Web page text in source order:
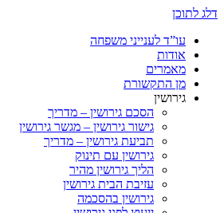
דלג לתוכן
עו”ד לענייני משפחה
אודות
מאמרים
מן התקשורת
גירושין
הסכם גירושין – מדריך
גישור גירושין – מגשר גירושין
תביעת גירושין – מדריך
גירושין עם תינוק
הליך גירושין מהיר
עזיבת הבית גירושין
גירושין בהסכמה